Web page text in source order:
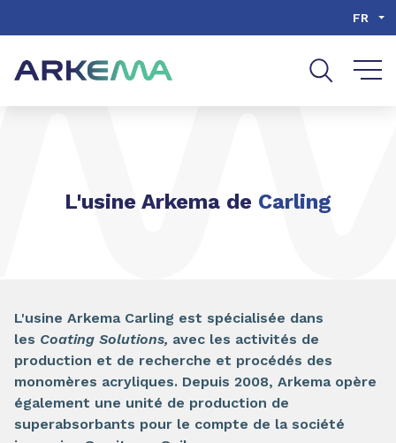
Aller à la recherche
FR
L'usine Arkema de Carling
L'usine Arkema Carling est spécialisée dans
les Coating Solutions, avec les activités de
production et de recherche et procédés des
monomères acryliques. Depuis 2008, Arkema opère
également une unité de production de
superabsorbants pour le compte de la société